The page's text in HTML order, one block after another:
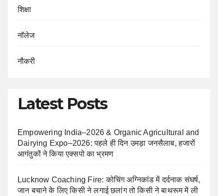
शिक्षा
नॉलेज
नौकरी
Latest Posts
Empowering India–2026 & Organic Agricultural and
Dairying Expo–2026: पहले ही दिन उमड़ा जनसैलाब, हजारों
आगंतुकों ने किया एक्सपो का भ्रमण
Lucknow Coaching Fire: कोचिंग अग्निकांड में दर्दनाक संघर्ष,
जान बचाने के लिए किसी ने लगाई छलांग तो किसी ने बाथरूम में ली